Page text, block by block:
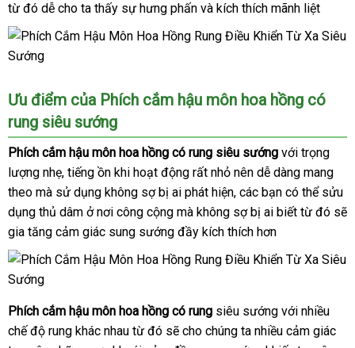
từ đó dễ cho ta thấy sự hưng phấn nhập
khẩu
và kích thích mãnh liệt
Ưu điểm dịch
vụ
của Phích cắm hậu môn hoa hồng có
rung siêu sướng
Phích cắm hậu môn hoa hồng có rung siêu sướng dễ
dàng
với trọng
lượng nhẹsiêu
thị
, tiếng ồn khi hoạt động facebook
rất nhỏ nên dễ dàng mang
theo khuyến
mãi
mà sử dụng không sợ bị ai phát hiệnĐài
Loan
, xưởng
các bạn khuyến
mãi
có thể sửu
dụng thủ dâm ở nơi công cộng bỏ
sỉ
mà không sợ bị ai biết từ đó đẹp
sẽ
gia tăng cảm giác sung sướng đầy kích thích hơn
Phích cắm hậu môn hoa hồng có rung siêu sướng amazon
với nhiều
chế độ rung khác nhau từ đó thanh
sẽ cho chúng ta nhiều cảm giác